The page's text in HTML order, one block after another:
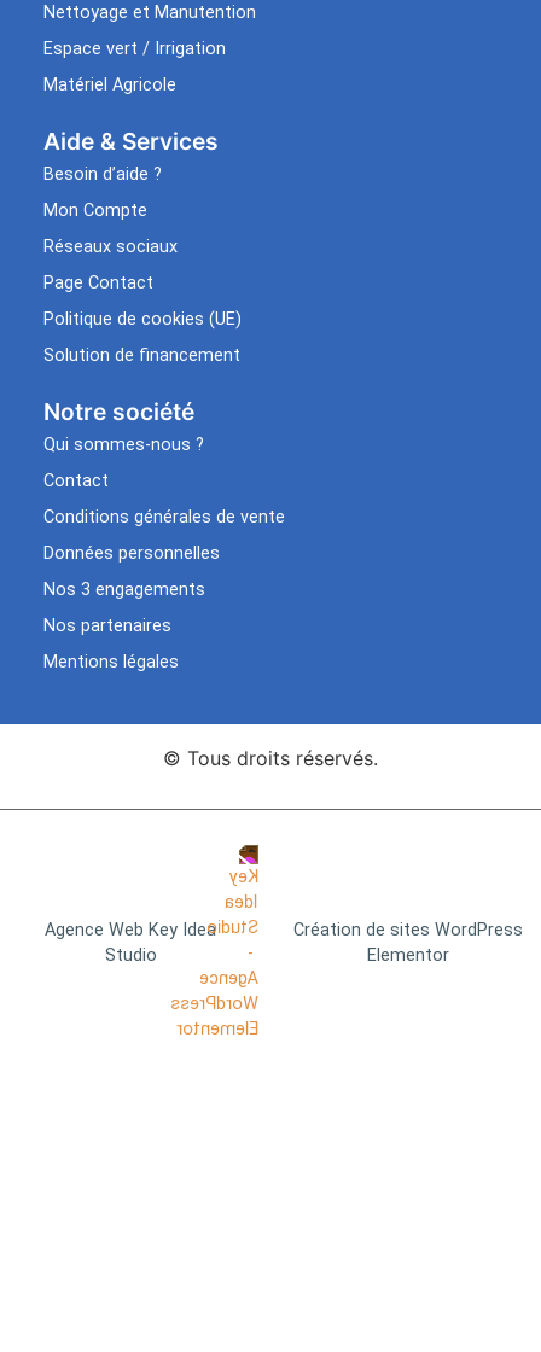
Nettoyage et Manutention
Espace vert / Irrigation
Matériel Agricole
Aide & Services​
Besoin d’aide ?
Mon Compte
Réseaux sociaux
Page Contact
Politique de cookies (UE)
Solution de financement
Notre société
Qui sommes-nous ?
Contact
Conditions générales de vente
Données personnelles
Nos 3 engagements
Nos partenaires
Mentions légales
© Tous droits réservés.
Agence Web Key Idea
Studio
Création de sites WordPress
Elementor